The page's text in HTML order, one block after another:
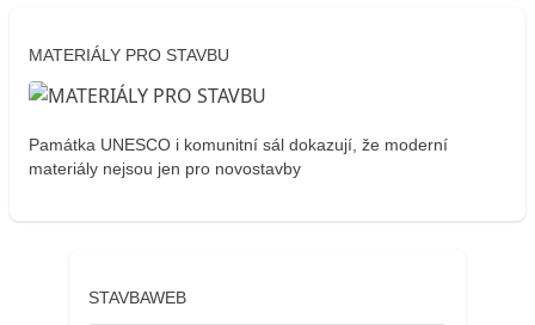
MATERIÁLY PRO STAVBU
Památka UNESCO i komunitní sál dokazují, že moderní
materiály nejsou jen pro novostavby
STAVBAWEB